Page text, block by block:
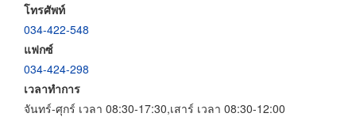
โทรศัพท์
034-422-548
แฟกซ์
034-424-298
เวลาทำการ
จันทร์-ศุกร์ เวลา 08:30-17:30,เสาร์ เวลา 08:30-12:00